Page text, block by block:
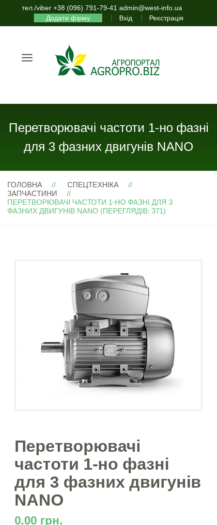
тел./viber +38 (096) 791-79-41 admin@west-info.ua
Додати фірму
Вхід Реєстрація
Перетворювачі частоти 1-но фазні
для 3 фазних двигунів NANO
ГОЛОВНА
СПЕЦТЕХНІКА
ЗАПЧАСТИНИ
ПЕРЕТВОРЮВАЧІ ЧАСТОТИ 1-НО ФАЗНІ ДЛЯ 3
ФАЗНИХ ДВИГУНІВ NANO (ПЕРЕГЛЯДІВ: 371)
Перетворювачі
частоти 1-но фазні
для 3 фазних двигунів
NANO
0.00 грн.